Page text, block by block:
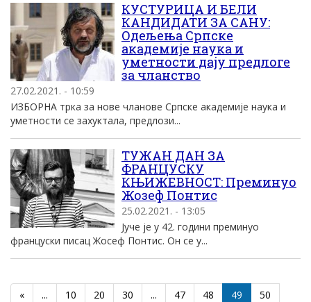
КУСТУРИЦА И БЕЛИ
КАНДИДАТИ ЗА САНУ:
Одељења Српске
академије наука и
уметности дају предлоге
за чланство
27.02.2021. - 10:59
ИЗБОРНА трка за нове чланове Српске академије наука и
уметности се захуктала, предлози...
ТУЖАН ДАН ЗА
ФРАНЦУСКУ
КЊИЖЕВНОСТ: Преминуо
Жозеф Понтис
25.02.2021. - 13:05
Јуче је у 42. години преминуо
француски писац Жосеф Понтис. Он се у...
« ... 10 20 30 ... 47 48 49
50